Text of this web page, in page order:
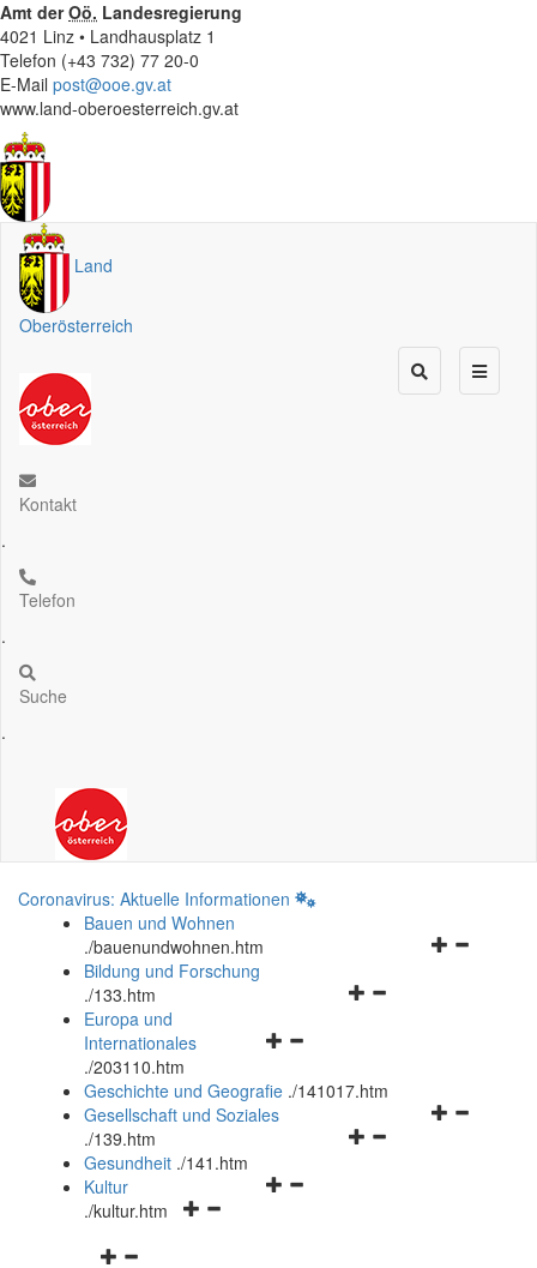
Amt derOö. Landesregierung
4021 Linz • Landhausplatz 1
Telefon (+43 732) 77 20-0
E-Mail post@ooe.gv.at
www.land-oberoesterreich.gv.at
Land
Oberösterreich
Kontakt
.
Telefon
.
Suche
.
Coronavirus: Aktuelle Informationen
Bauen und Wohnen
./bauenundwohnen.htm
Navigationsmenü
Bildung und Forschung
./133.htm
Navigationsmenü
und
schließen
Europa und
Internationales
./203110.htm
Geschichte und Geografie ./141017.htm
Navigationsmenü
Gesellschaft und Soziales
./139.htm
Navigationsmenü
Gesundheit ./141.htm
Navigationsmenü
Kultur
./kultur.htm
Navigationsmenü